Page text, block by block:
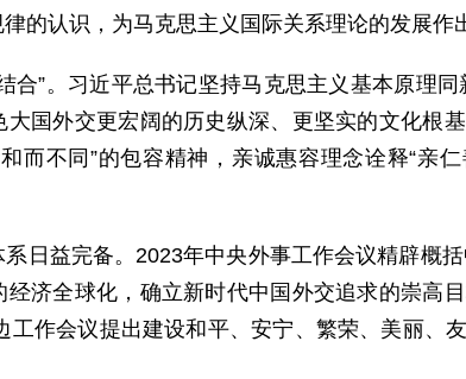
的认识，为马克思主义国际关系理论的发展作
合”。习近平总书记坚持马克思主义基本原理
国外交更宏阔的历史纵深、更坚实的文化根
而不同”的包容精神，亲诚惠容理念诠释“亲
日益完备。2023年中央外事工作会议精辟概
济全球化，确立新时代中国外交追求的崇高
工作会议提出建设和平、安宁、繁荣、美丽、